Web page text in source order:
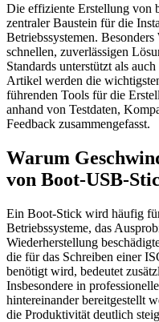
Die effiziente Erstellung von
zentraler Baustein für die
Betriebssystemen.
schnellen, zuverlässigen
Standards unterstützt als
Artikel werden die
führenden Tools für die
anhand von Testdaten,
Feedback zusammengefasst.
Warum
von Boot-USB-
Ein Boot-Stick wird häufig
Betriebssysteme, das
Wiederherstellung
die für das Schreiben einer
benötigt wird, bedeutet
Insbesondere in
hintereinander bereitgestellt
die Produktivität deutlich